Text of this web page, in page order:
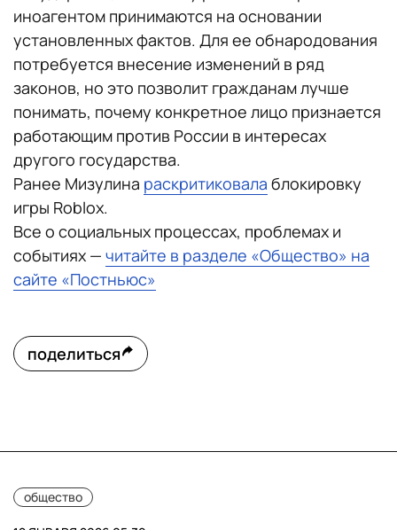
иноагентом принимаются на основании
установленных фактов. Для ее обнародования
потребуется внесение изменений в ряд
законов, но это позволит гражданам лучше
понимать, почему конкретное лицо признается
работающим против России в интересах
другого государства.
Ранее Мизулина раскритиковала блокировку
игры Roblox.
Все о социальных процессах, проблемах и
событиях — читайте в разделе «Общество» на
сайте «Постньюс»
поделиться
общество